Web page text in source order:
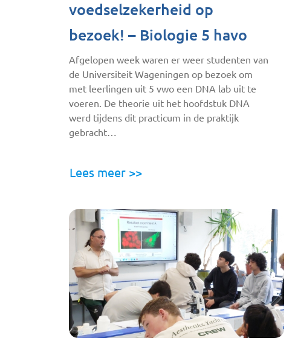
voedselzekerheid op
bezoek! – Biologie 5 havo
Afgelopen week waren er weer studenten van
de Universiteit Wageningen op bezoek om
met leerlingen uit 5 vwo een DNA lab uit te
voeren. De theorie uit het hoofdstuk DNA
werd tijdens dit practicum in de praktijk
gebracht…
Lees meer >>